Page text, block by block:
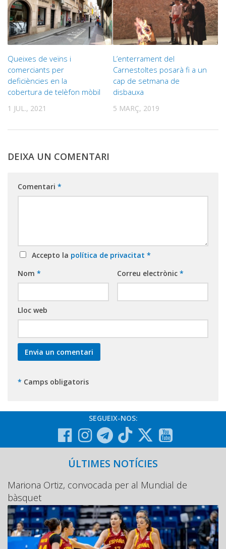
Queixes de veïns i
comerciants per
deficiències en la
cobertura de telèfon mòbil
1 JUL., 2021
L’enterrament del
Carnestoltes posarà fi a un
cap de setmana de
disbauxa
5 MARÇ, 2019
DEIXA UN COMENTARI
Comentari *
Accepto la política de privacitat *
Nom * Correu electrònic *
Lloc web
* Camps obligatoris
SEGUEIX-NOS:
ÚLTIMES NOTÍCIES
Mariona Ortiz, convocada per al Mundial de
bàsquet